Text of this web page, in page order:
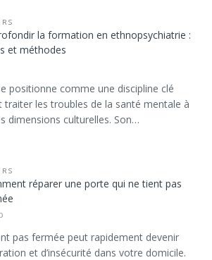
la formation en ethnopsychiatrie :
et méthodes
positionne comme une discipline clé
les troubles de la santé mentale à
dimensions culturelles. Son…
réparer une porte qui ne tient pas
pas fermée peut rapidement devenir
et d’insécurité dans votre domicile.